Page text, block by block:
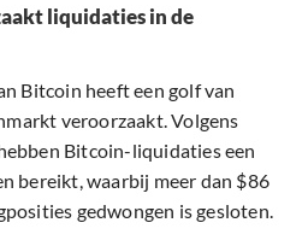
liquidaties in de
Bitcoin heeft een golf van
veroorzaakt. Volgens
Bitcoin-liquidaties een
bereikt, waarbij meer dan $86
gedwongen is gesloten.